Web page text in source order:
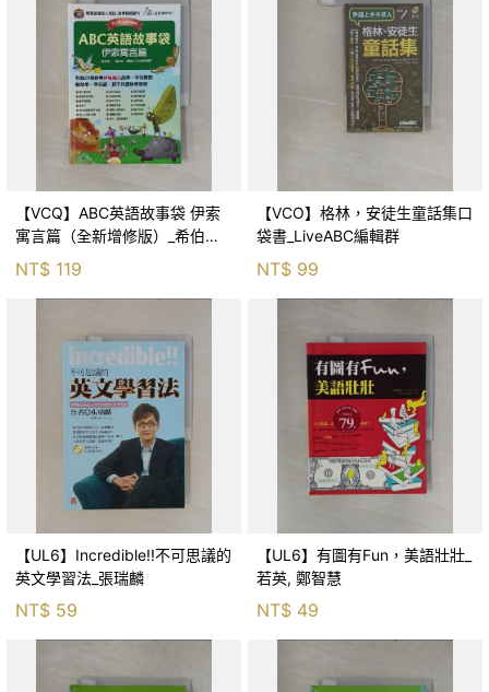
【VCQ】ABC英語故事袋 伊索
寓言篇（全新增修版）_希伯崙
編輯部
NT$ 119
【VCO】格林，安徒生童話集口
袋書_LiveABC編輯群
NT$ 99
【UL6】Incredible!!不可思議的
英文學習法_張瑞麟
NT$ 59
【UL6】有圖有Fun，美語壯壯_
若英, 鄭智慧
NT$ 49